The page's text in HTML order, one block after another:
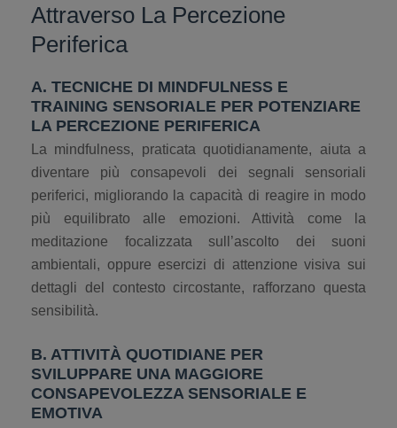
Attraverso La Percezione
Periferica
A. TECNICHE DI MINDFULNESS E
TRAINING SENSORIALE PER POTENZIARE
LA PERCEZIONE PERIFERICA
La mindfulness, praticata quotidianamente, aiuta a
diventare più consapevoli dei segnali sensoriali
periferici, migliorando la capacità di reagire in modo
più equilibrato alle emozioni. Attività come la
meditazione focalizzata sull’ascolto dei suoni
ambientali, oppure esercizi di attenzione visiva sui
dettagli del contesto circostante, rafforzano questa
sensibilità.
B. ATTIVITÀ QUOTIDIANE PER
SVILUPPARE UNA MAGGIORE
CONSAPEVOLEZZA SENSORIALE E
EMOTIVA